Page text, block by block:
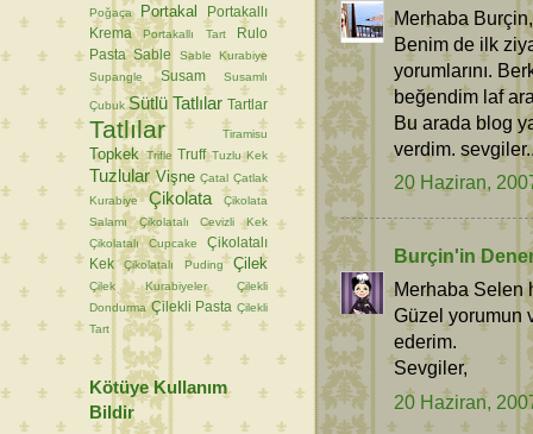
Merhaba Burçin,
Benim de ilk
yorumlarını.
beğendim laf
Bu arada blog
verdim.
20 Haziran,
Burçin'in
Merhaba Selen
Güzel yorumun
ederim.
Sevgiler,
20 Haziran,
Poğaça
Portakal
Portakallı
Krema
Portakallı Tart
Rulo
Pasta Sable
Sable Kurabiye
Supangle
Susam Susamlı
Çubuk Sütlü Tatlılar Tartlar
Tatlılar Tiramisu
Topkek Trifle Truff Tuzlu Kek
Tuzlular Vişne Çatal Çatlak
Kurabiye
Çikolata
Çikolata
Salamı
Çikolatalı Cevizli Kek
Çikolatalı Cupcake
Çikolatalı
Kek
Çikolatalı Puding Çilek
Çilek Kurabiyeler
Çilekli
Dondurma Çilekli Pasta Çilekli
Tart
Kötüye Kullanım
Bildir